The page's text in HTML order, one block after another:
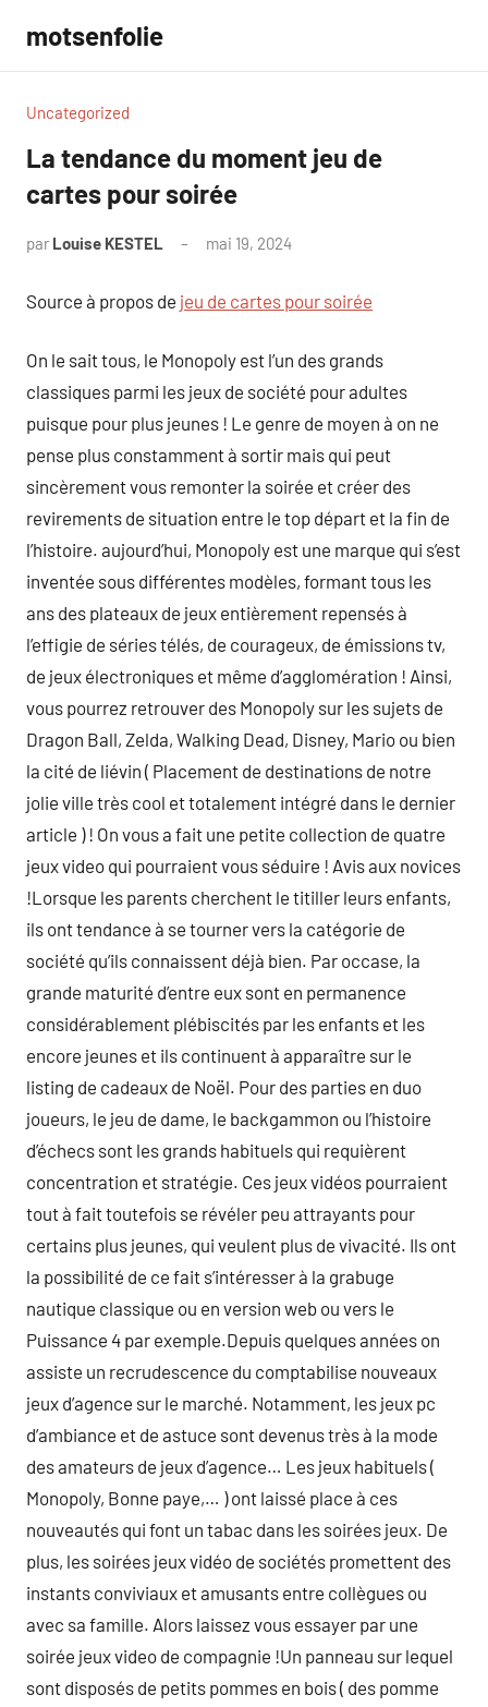
contenu
motsenfolie
Uncategorized
La tendance du moment jeu de
cartes pour soirée
par Louise KESTEL mai 19, 2024
Source à propos de jeu de cartes pour soirée
On le sait tous, le Monopoly est l’un des grands
classiques parmi les jeux de société pour adultes
puisque pour plus jeunes ! Le genre de moyen à on ne
pense plus constamment à sortir mais qui peut
sincèrement vous remonter la soirée et créer des
revirements de situation entre le top départ et la fin de
l’histoire. aujourd’hui, Monopoly est une marque qui s’est
inventée sous différentes modèles, formant tous les
ans des plateaux de jeux entièrement repensés à
l’effigie de séries télés, de courageux, de émissions tv,
de jeux électroniques et même d’agglomération ! Ainsi,
vous pourrez retrouver des Monopoly sur les sujets de
Dragon Ball, Zelda, Walking Dead, Disney, Mario ou bien
la cité de liévin ( Placement de destinations de notre
jolie ville très cool et totalement intégré dans le dernier
article ) ! On vous a fait une petite collection de quatre
jeux video qui pourraient vous séduire ! Avis aux novices
!Lorsque les parents cherchent le titiller leurs enfants,
ils ont tendance à se tourner vers la catégorie de
société qu’ils connaissent déjà bien. Par occase, la
grande maturité d’entre eux sont en permanence
considérablement plébiscités par les enfants et les
encore jeunes et ils continuent à apparaître sur le
listing de cadeaux de Noël. Pour des parties en duo
joueurs, le jeu de dame, le backgammon ou l’histoire
d’échecs sont les grands habituels qui requièrent
concentration et stratégie. Ces jeux vidéos pourraient
tout à fait toutefois se révéler peu attrayants pour
certains plus jeunes, qui veulent plus de vivacité. Ils ont
la possibilité de ce fait s’intéresser à la grabuge
nautique classique ou en version web ou vers le
Puissance 4 par exemple.Depuis quelques années on
assiste un recrudescence du comptabilise nouveaux
jeux d’agence sur le marché. Notamment, les jeux pc
d’ambiance et de astuce sont devenus très à la mode
des amateurs de jeux d’agence… Les jeux habituels (
Monopoly, Bonne paye,… ) ont laissé place à ces
nouveautés qui font un tabac dans les soirées jeux. De
plus, les soirées jeux vidéo de sociétés promettent des
instants conviviaux et amusants entre collègues ou
avec sa famille. Alors laissez vous essayer par une
soirée jeux video de compagnie !Un panneau sur lequel
sont disposés de petits pommes en bois ( des pomme